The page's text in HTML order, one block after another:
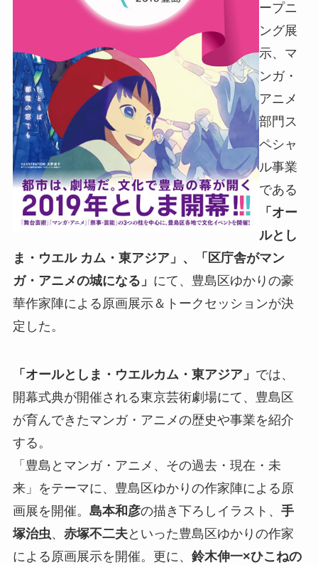
ープニ
ング展
示、マ
ンガ・
アニメ
部門ス
ペシャ
ル事業
である
「オー
ルとし
ま・ウエル カム・東アジア」、「区庁舎がマン
ガ・アニメの城になる」 にて、豊島区ゆかりの豪
華作家陣による原画展示＆トークセッションが決
定した。
「オールとしま・ウエルカム・東アジア」 では、
開幕式典が開催される東京芸術劇場にて、豊島区
が育んできたマンガ・アニメの歴史や事業を紹介
する。
「豊島とマンガ・アニメ、その過去・現在・未
来」をテーマに、豊島区ゆかりの作家陣による原
画展を開催。 島本和彦の描き下ろしイラスト、 手
塚治虫、 赤塚不二夫といった豊島区ゆかりの作家
による原画展示を開催。更に、 鈴木伸一×ひこねの